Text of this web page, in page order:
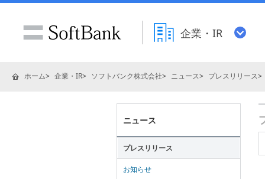
企業・IR
ホーム 企業・IR ソフトバンク株式会社 ニュース プレスリリース
ニュース
プレスリリース
お知らせ